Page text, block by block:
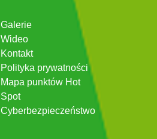
Galerie
Wideo
Kontakt
Polityka prywatności
Mapa punktów Hot
Spot
Cyberbezpieczeństwo